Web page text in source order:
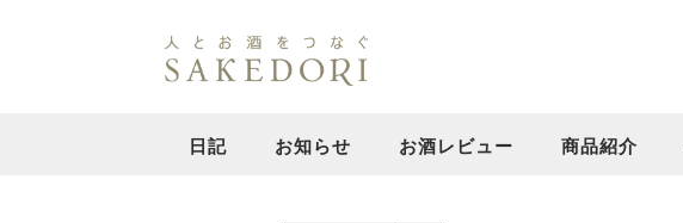
日記 お知らせ お酒レビュー 商品紹介